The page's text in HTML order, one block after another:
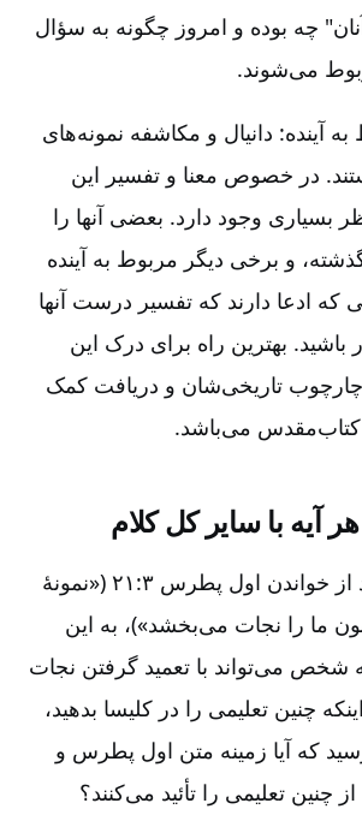
چه بوده و امروز چگونه به سؤال
می‌شوند.
آینده‌:‌ دانیال و مکاشفه نمونه‌های
در خصوص معنا و تفسیر این
بسیاری وجود دارد. بعضی آنها را
و برخی دیگر مربوط به آینده
که ادعا دارند که تفسیر درست آنها
باشید. بهترین راه برای درک این
چارچوب تاریخی‌شان و دریافت کمک
کتاب‌مقدس می‌باشد.
آیه با سایر کل کلام‌
فرض کنید که بعد از خواندن اول پطرس ۳:‏۲۱ («نمونۀ
ما را نجات می‌بخشد»)، به این
شخص می‌تواند با تعمید گرفتن نجات
چنین تعلیمی را در کلیسا بدهید،
که آیا زمینه متن اول پطرس و
چنین تعلیمی را تأئید می‌کنند؟